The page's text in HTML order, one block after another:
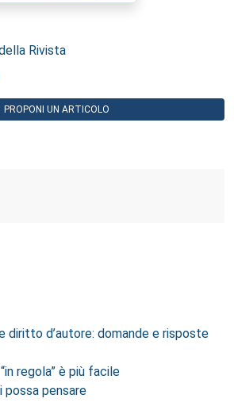
Rivista
PROPONI UN ARTICOLO
diritto d’autore: domande e risposte
regola” è più facile
possa pensare